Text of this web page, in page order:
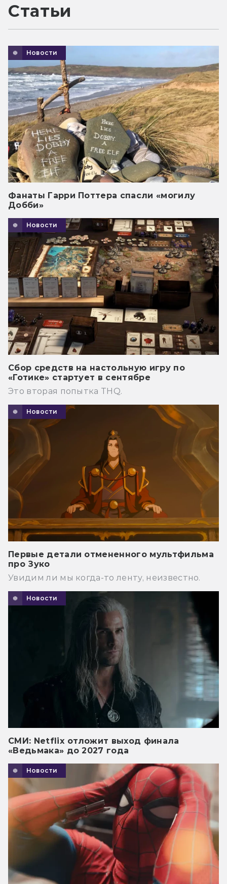
Статьи
Новости
Фанаты Гарри Поттера спасли «могилу
Добби»
Новости
Сбор средств на настольную игру по
«Готике» стартует в сентябре
Это вторая попытка THQ.
Новости
Первые детали отмененного мультфильма
про Зуко
Увидим ли мы когда-то ленту, неизвестно.
Новости
СМИ: Netflix отложит выход финала
«Ведьмака» до 2027 года
Новости